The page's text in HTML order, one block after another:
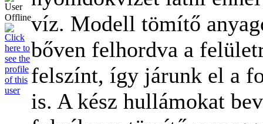
víz. Modell tömítő
bőven felhordva a
felszínt, így járunk el a
is. A kész hullámokat